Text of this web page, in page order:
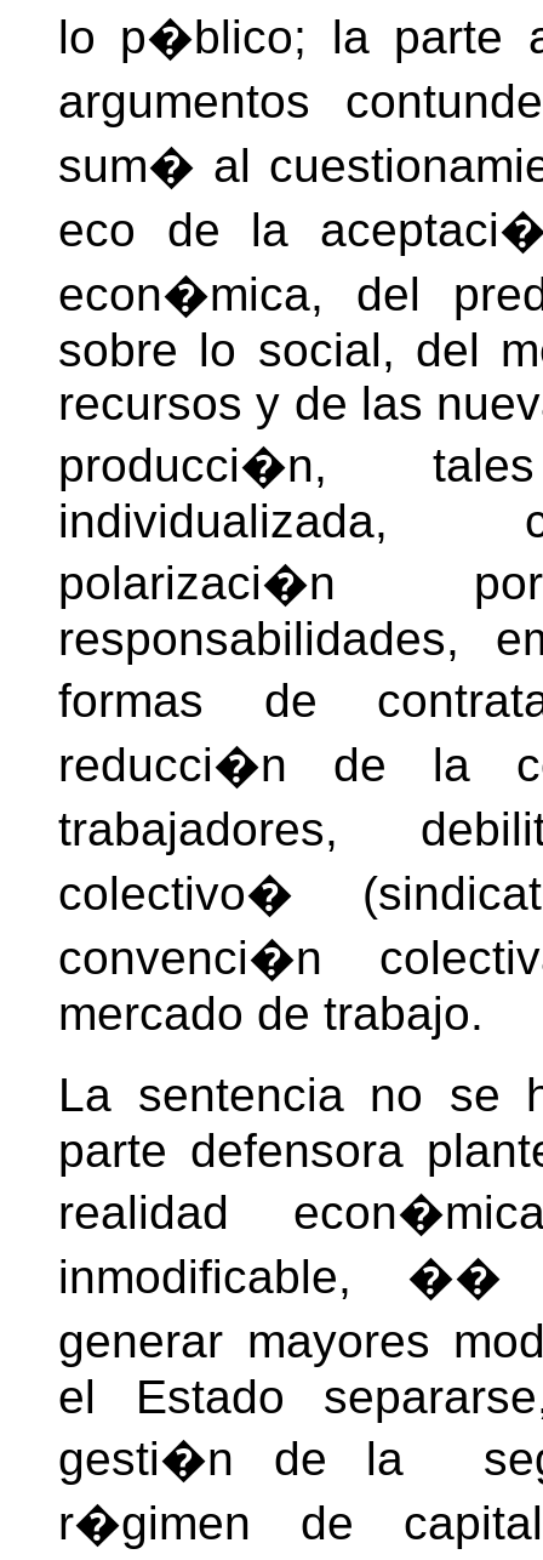
lo p�blico; la parte
argumentos
sum� al
eco de la
econ�mica, del
sobre lo social, del
recursos y de las
producci�n,
individualizada,
polarizaci�n
responsabilidades,
formas de
reducci�n de la
trabajadores,
colectivo�
convenci�n
mercado de trabajo.
La sentencia no
parte defensora
realidad
inmodificable, ��
generar mayores
el Estado
gesti�n de la
r�gimen de